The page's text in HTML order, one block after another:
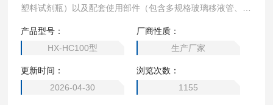
塑料试剂瓶）以及配套使用部件（包含多规格玻璃移液管、一
针对水样添加各类化学试剂。固定剂箱 包含多规格玻璃移液
管
产品型号：
HX-HC100型
厂商性质：
生产厂家
更新时间：
2026-04-30
浏览次数：
1155